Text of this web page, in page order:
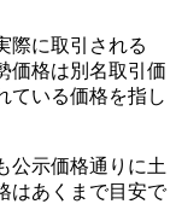
際に取引される
価格は別名取引価
ている価格を指し
公示価格通りに土
はあくまで目安で